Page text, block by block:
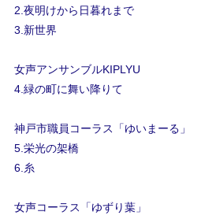
2.夜明けから日暮れまで
3.新世界
女声アンサンブルKIPLYU
4.緑の町に舞い降りて
神戸市職員コーラス「ゆいまーる」
5.栄光の架橋
6.糸
女声コーラス「ゆずり葉」